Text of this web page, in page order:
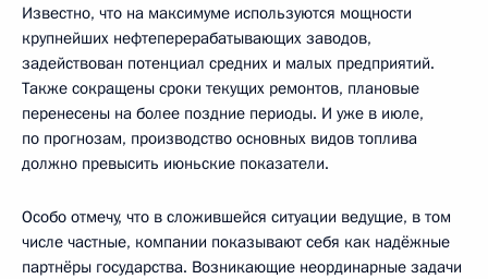
Известно, что на максимуме используются мощности
крупнейших нефтеперерабатывающих заводов,
задействован потенциал средних и малых предприятий.
Также сокращены сроки текущих ремонтов, плановые
перенесены на более поздние периоды. И уже в июле,
по прогнозам, производство основных видов топлива
должно превысить июньские показатели.
Особо отмечу, что в сложившейся ситуации ведущие, в том
числе частные, компании показывают себя как надёжные
партнёры государства. Возникающие неординарные задачи